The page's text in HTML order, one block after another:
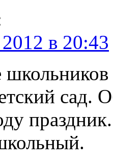
в 20:43
сад.